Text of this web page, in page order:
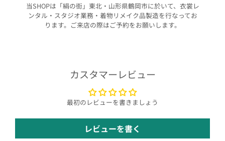
当SHOPは「絹の街」東北・山形県鶴岡市に於いて、衣裳レ
ンタル・スタジオ業務・着物リメイク品製造を行なってお
ります。ご来店の際はご予約をお願いします。
カスタマーレビュー
最初のレビューを書きましょう
レビューを書く